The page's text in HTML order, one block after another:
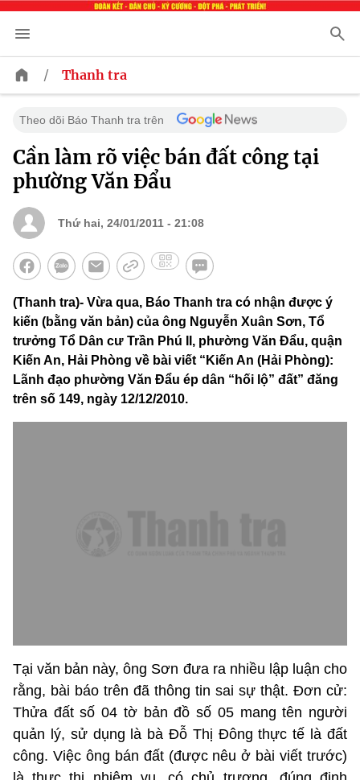
/ Thanh tra
Theo dõi Báo Thanh tra trên
Cần làm rõ việc bán đất công tại
phường Văn Đẩu
Thứ hai, 24/01/2011 - 21:08
(Thanh tra)- Vừa qua, Báo Thanh tra có nhận được ý
kiến (bằng văn bản) của ông Nguyễn Xuân Sơn, Tổ
trưởng Tổ Dân cư Trần Phú II, phường Văn Đẩu, quận
Kiến An, Hải Phòng về bài viết “Kiến An (Hải Phòng):
Lãnh đạo phường Văn Đẩu ép dân “hối lộ” đất” đăng
trên số 149, ngày 12/12/2010.
Tại văn bản này, ông Sơn đưa ra nhiều lập luận cho
rằng, bài báo trên đã thông tin sai sự thật. Đơn cử:
Thửa đất số 04 tờ bản đồ số 05 mang tên người
quản lý, sử dụng là bà Đỗ Thị Đông thực tế là đất
công. Việc ông bán đất (được nêu ở bài viết trước)